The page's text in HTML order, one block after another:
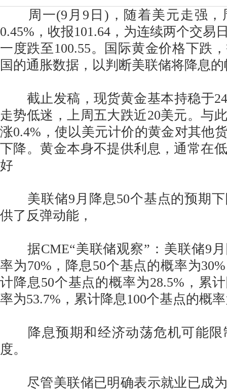
周一(9月9日)，随着美元走强，
0.45%，收报101.64，为连续两个交易
一度跌至100.55。国际黄金价格下跌
国的通胀数据，以判断美联储将降息
截止发稿，现货黄金基本持稳于
走势低迷，上周五大跌近20美元。与
涨0.4%，使以美元计价的黄金对其他
下降。黄金本身不提供利息，通常在
好
美联储9月降息50个基点的预期下
供了反弹动能，
据CME“美联储观察”：美联储9月
率为70%，降息50个基点的概率为
计降息50个基点的概率为28.5%，累
率为53.7%，累计降息100个基点的概
降息预期和经济动荡危机可能限
度。
尽管美联储已明确表示就业已成为